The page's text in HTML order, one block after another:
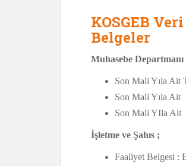
KOSGEB
Belgeler
Muhasebe Departmanı
Son Mali Yıla Ait
Son Mali Yıla Ait
Son Mali YIla Ait
İşletme ve Şahıs ;
Faaliyet Belgesi :